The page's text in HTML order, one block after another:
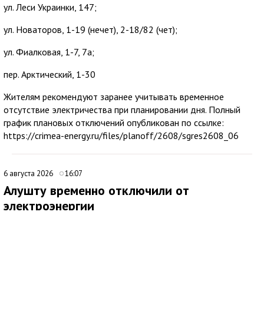
ул. Леси Украинки, 147;
ул. Новаторов, 1-19 (нечет), 2-18/82 (чет);
ул. Фиалковая, 1-7, 7а;
пер. Арктический, 1-30
Жителям рекомендуют заранее учитывать временное
отсутствие электричества при планировании дня. Полный
график плановых отключений опубликован по ссылке:
https://crimea-energy.ru/files/planoff/2608/sgres2608_06
6 августа 2026 16:07
Алушту временно отключили от
электроэнергии